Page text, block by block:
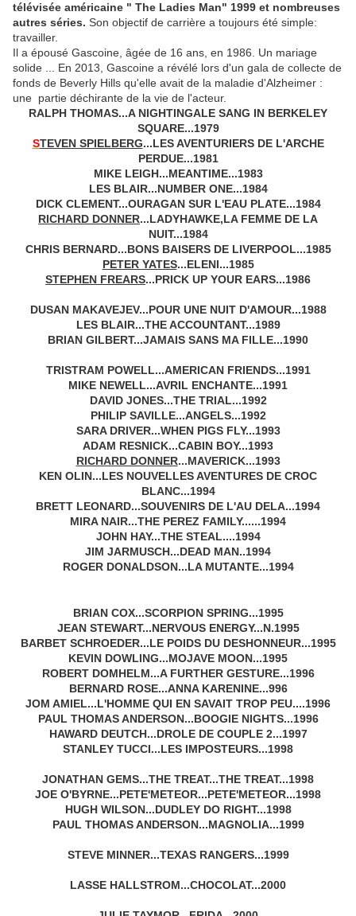
télévisée américaine " The Ladies Man" 1999 et nombreuses
autres séries. Son objectif de carrière a toujours été simple:
travailler.
Il a épousé Gascoine, âgée de 16 ans, en 1986.
Un mariage
solide
En 2013, Gascoine a révélé lors d'un gala de collecte de
fonds de Beverly Hills qu'elle avait de la maladie d'Alzheimer :
une partie déchirante de la vie de l'acteur.
RALPH THOMAS...A NIGHTINGALE SANG IN BERKELEY
SQUARE...1979
STEVEN SPIELBERG...LES AVENTURIERS DE L'ARCHE
PERDUE...1981
MIKE LEIGH...MEANTIME...1983
LES BLAIR...NUMBER ONE...1984
DICK CLEMENT...OURAGAN SUR L'EAU PLATE...1984
RICHARD DONNER...LADYHAWKE,LA FEMME DE LA
NUIT...1984
CHRIS BERNARD...BONS BAISERS DE LIVERPOOL...1985
PETER YATES...ELENI...1985
STEPHEN FREARS...PRICK UP YOUR EARS...1986
DUSAN MAKAVEJEV...POUR UNE NUIT D'AMOUR...1988
LES BLAIR...THE ACCOUNTANT...1989
BRIAN GILBERT...JAMAIS SANS MA FILLE...1990
TRISTRAM POWELL...AMERICAN FRIENDS...1991
MIKE NEWELL...AVRIL ENCHANTE...1991
DAVID JONES...THE TRIAL...1992
PHILIP SAVILLE...ANGELS...1992
SARA DRIVER...WHEN PIGS FLY...1993
ADAM RESNICK...CABIN BOY...1993
RICHARD DONNER...MAVERICK...1993
KEN OLIN...LES NOUVELLES AVENTURES DE CROC
BLANC...1994
BRETT LEONARD...SOUVENIRS DE L'AU DELA...1994
MIRA NAIR...THE PEREZ FAMILY......1994
JOHN HAY...THE STEAL....1994
JIM JARMUSCH...DEAD MAN..1994
ROGER DONALDSON...LA MUTANTE...1994
BRIAN COX...SCORPION SPRING...1995
JEAN STEWART...NERVOUS ENERGY...N.1995
BARBET SCHROEDER...LE POIDS DU DESHONNEUR...1995
KEVIN DOWLING...MOJAVE MOON...1995
ROBERT DOMHELM...A FURTHER GESTURE...1996
BERNARD ROSE...ANNA KARENINE...996
JOM AMIEL...L'HOMME QUI EN SAVAIT TROP PEU....1996
PAUL THOMAS ANDERSON...BOOGIE NIGHTS...1996
HAWARD DEUTCH...DROLE DE COUPLE 2...1997
STANLEY TUCCI...LES IMPOSTEURS...1998
JONATHAN GEMS...THE TREAT...THE TREAT...1998
JOE O'BYRNE...PETE'METEOR...PETE'METEOR...1998
HUGH WILSON...DUDLEY DO RIGHT...1998
PAUL THOMAS ANDERSON...MAGNOLIA...1999
STEVE MINNER...TEXAS RANGERS...1999
LASSE HALLSTROM...CHOCOLAT...2000